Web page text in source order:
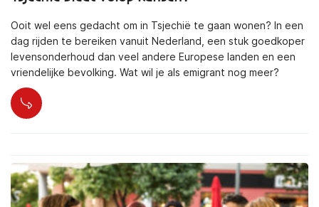
Ooit wel eens gedacht om in Tsjechië te gaan wonen? In een
dag rijden te bereiken vanuit Nederland, een stuk goedkoper
levensonderhoud dan veel andere Europese landen en een
vriendelijke bevolking. Wat wil je als emigrant nog meer?